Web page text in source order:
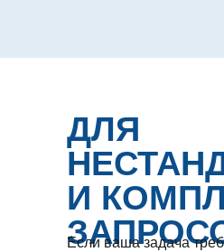
ДЛЯ
И
Если ваша задача